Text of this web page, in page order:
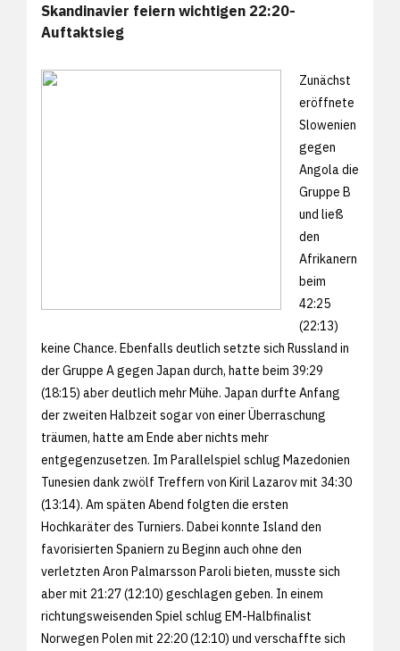
Skandinavier feiern wichtigen 22:20-
Auftaktsieg
Zunächst
eröffnete
Slowenien
gegen
Angola die
Gruppe B
und ließ
den
Afrikanern
beim
42:25
(22:13)
keine Chance. Ebenfalls deutlich setzte sich Russland in
der Gruppe A gegen Japan durch, hatte beim 39:29
(18:15) aber deutlich mehr Mühe. Japan durfte Anfang
der zweiten Halbzeit sogar von einer Überraschung
träumen, hatte am Ende aber nichts mehr
entgegenzusetzen. Im Parallelspiel schlug Mazedonien
Tunesien dank zwölf Treffern von Kiril Lazarov mit 34:30
(13:14). Am späten Abend folgten die ersten
Hochkaräter des Turniers. Dabei konnte Island den
favorisierten Spaniern zu Beginn auch ohne den
verletzten Aron Palmarsson Paroli bieten, musste sich
aber mit 21:27 (12:10) geschlagen geben. In einem
richtungsweisenden Spiel schlug EM-Halbfinalist
Norwegen Polen mit 22:20 (12:10) und verschaffte sich